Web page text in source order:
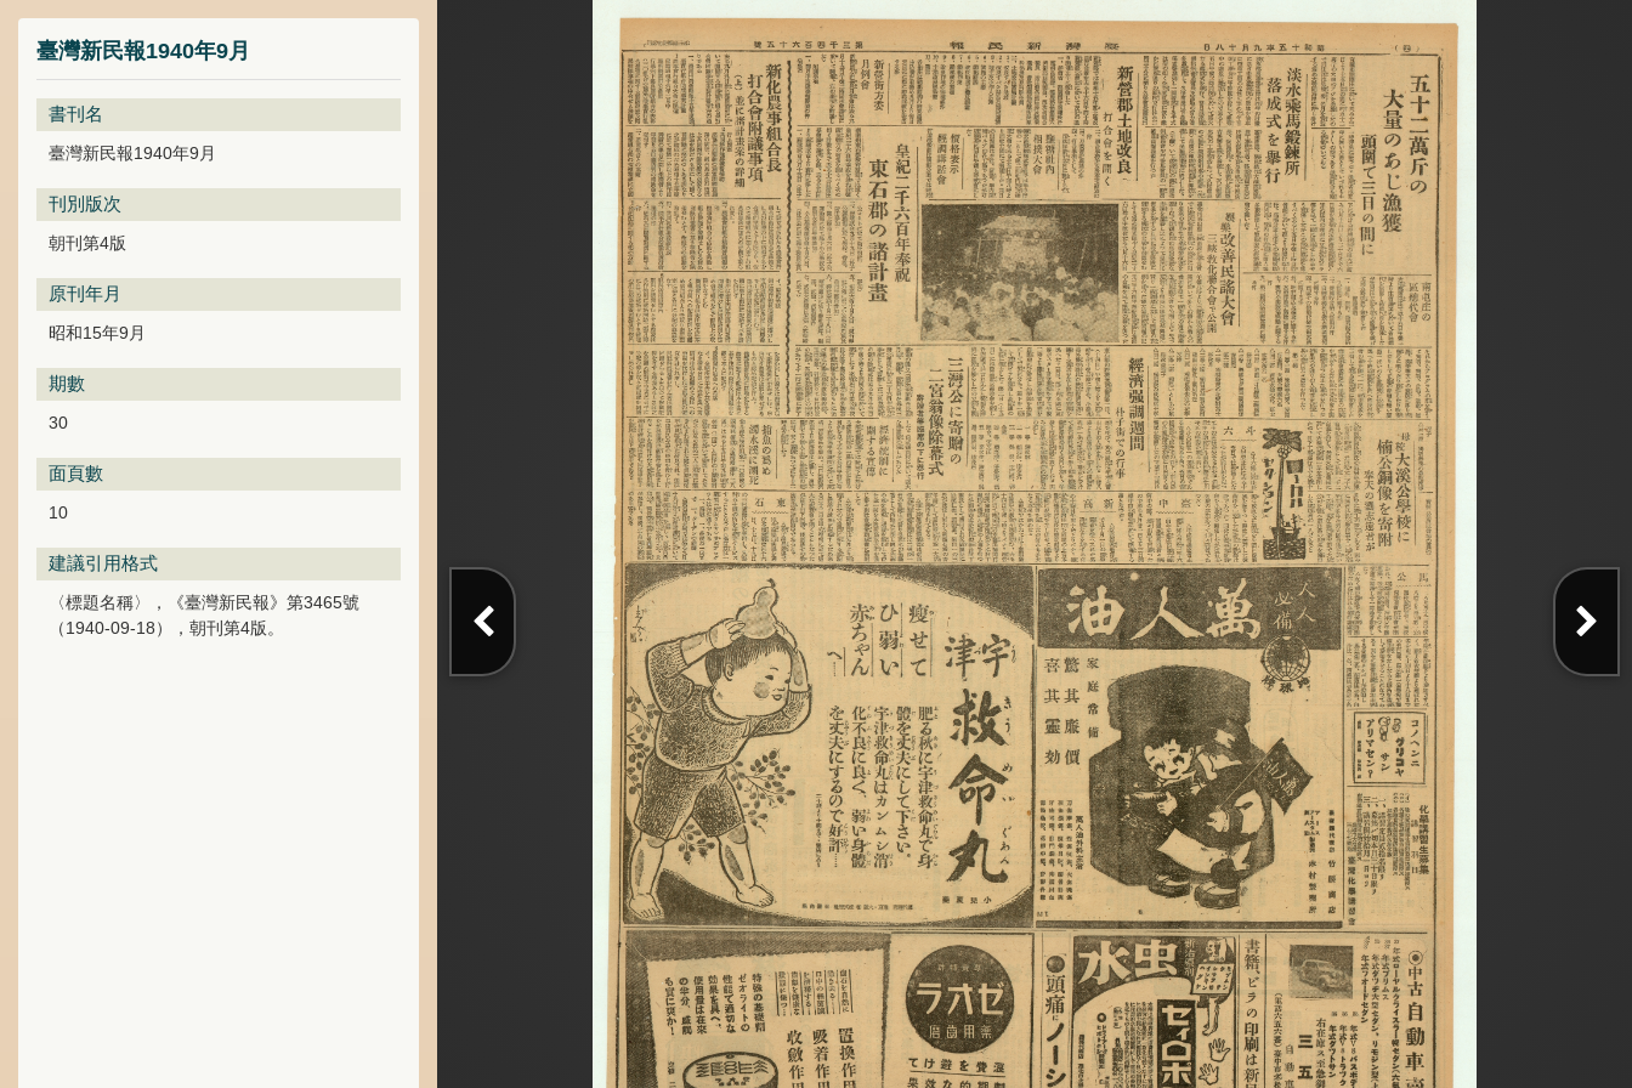
臺灣新民報1940年9月
書刊名
臺灣新民報1940年9月
刊別版次
朝刊第4版
原刊年月
昭和15年9月
期數
30
面頁數
10
建議引用格式
〈標題名稱〉，《臺灣新民報》第3465號
（1940-09-18），朝刊第4版。